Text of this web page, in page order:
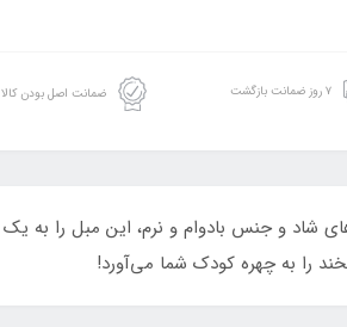
۷ روز ضمانت بازگشت ضمانت اصل بودن کالا
رنگ‌های شاد و جنس بادوام و نرم، این مبل را به یک
را به چهره کودک شما می‌آورد!